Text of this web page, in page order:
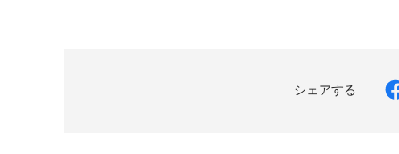
シェアする